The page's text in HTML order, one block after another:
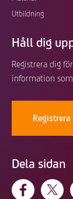
Utbildning
Håll dig
Registrera dig
information
Registrera
Dela sidan